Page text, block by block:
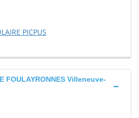
PICPUS
FOULAYRONNES Villeneuve-